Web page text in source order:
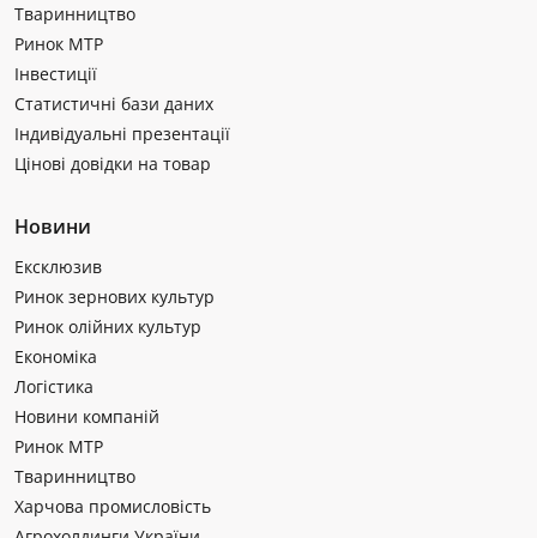
Тваринництво
Ринок МТР
Інвестиції
Статистичні бази даних
Індивідуальні презентації
Цінові довідки на товар
Новини
Ексклюзив
Ринок зернових культур
Ринок олійних культур
Економіка
Логістика
Новини компаній
Ринок МТР
Тваринництво
Харчова промисловість